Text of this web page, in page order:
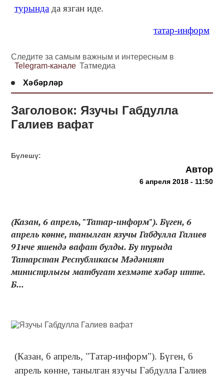
турында да язган иде.
татар-информ
Следите за самым важным и интересным в
Telegram-канале Татмедиа
Хәбәрләр
Заголовок: Язучы Габдулла
Галиев вафат
Бүлешү:
Автор
6 апреля 2018 - 11:50
(Казан, 6 апрель, "Татар-информ"). Бүген, 6
апрель көнне, танылган язучы Габдулла Галиев
91нче яшендә вафат булды. Бу турыда
Татарстан Республикасы Мәдәният
министрлыгы матбугат хезмәте хәбәр итте.
Б...
(Казан, 6 апрель, "Татар-информ"). Бүген, 6
апрель көнне, танылган язучы Габдулла Галиев